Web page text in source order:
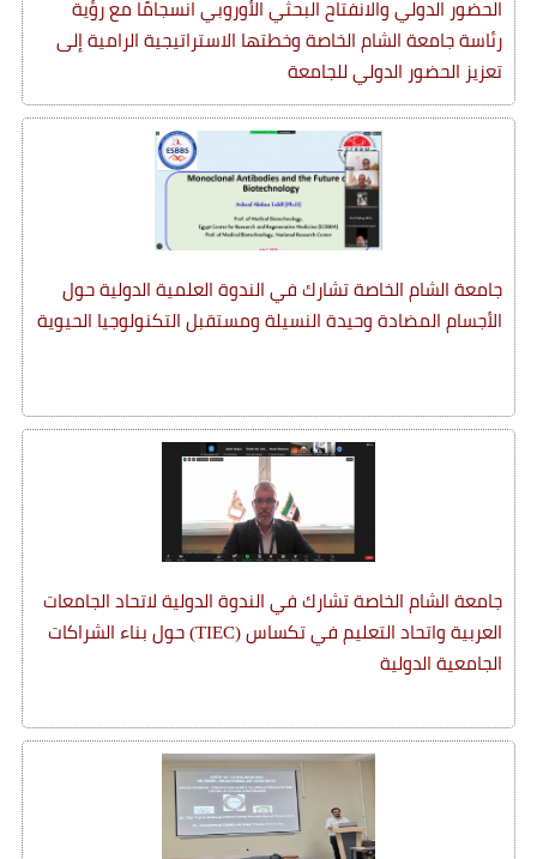
الحضور الدولي والانفتاح البحثي الأوروبي انسجامًا مع رؤية
رئاسة جامعة الشام الخاصة وخطتها الاستراتيجية الرامية إلى
تعزيز الحضور الدولي للجامعة
جامعة الشام الخاصة تشارك في الندوة العلمية الدولية حول
الأجسام المضادة وحيدة النسيلة ومستقبل التكنولوجيا الحيوية
جامعة الشام الخاصة تشارك في الندوة الدولية لاتحاد الجامعات
العربية واتحاد التعليم في تكساس (TIEC) حول بناء الشراكات
الجامعية الدولية